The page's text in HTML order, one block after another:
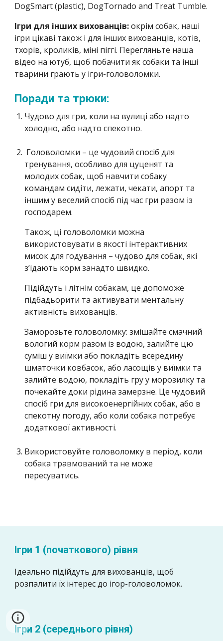
DogSmart (plastic), DogTornado and Treat Tumble.
Ігри для інших вихованців:окрім собак, наші
ігри цікаві також і для інших вихованців, котів,
тхорів, кроликів, міні піггі. Перегляньте наша
відео на ютуб, щоб побачити як собаки та інші
тварини грають у ігри-головоломки.
Поради та трюки:
Чудово для гри, коли на вулиці або надто
холодно, або надто спекотно.
Головоломки – це чудовий спосіб для
тренування, особливо для цуценят та
молодих собак, щоб навчити собаку
командам сидіти, лежати, чекати, апорт та
іншим у веселий спосіб під час гри разом із
господарем.
Також, ці головоломки можна
використовувати в якості інтерактивних
мисок для годування – чудово для собак, які
з’їдають корм занадто швидко.
Підійдуть і літнім собакам, це допоможе
підбадьорити та активувати ментальну
активність вихованців.
Заморозьте головоломку: змішайте смачний
вологий корм разом із водою, залийте цю
суміш у виїмки або покладіть всередину
шматочки ковбасок, або ласощів у виїмки та
залийте водою, покладіть гру у морозилку та
почекайте доки рідина замерзне. Це чудовий
спосіб гри для високоенергійних собак, або в
спекотну погоду, або коли собака потребує
додаткової активності.
Використовуйте головоломку в період, коли
собака травмований та не може
пересуватись.
Ігри 1 (початкового) рівня
Ідеально підійдуть для вихованців, щоб
розпалити їх інтерес до ігор-головоломок.
Ігри 2 (середнього рівня)